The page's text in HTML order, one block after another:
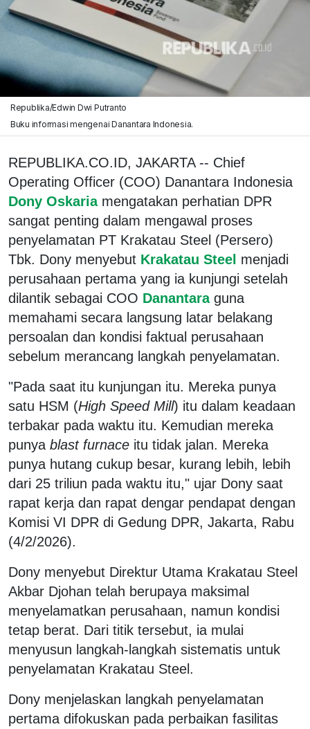
Republika/Edwin Dwi Putranto
Buku informasi mengenai Danantara Indonesia.
REPUBLIKA.CO.ID, JAKARTA -- Chief
Operating Officer (COO) Danantara Indonesia
Dony Oskaria mengatakan perhatian DPR
sangat penting dalam mengawal proses
penyelamatan PT Krakatau Steel (Persero)
Tbk. Dony menyebut Krakatau Steel menjadi
perusahaan pertama yang ia kunjungi setelah
dilantik sebagai COO Danantara guna
memahami secara langsung latar belakang
persoalan dan kondisi faktual perusahaan
sebelum merancang langkah penyelamatan.
"Pada saat itu kunjungan itu. Mereka punya
satu HSM (High Speed Mill) itu dalam keadaan
terbakar pada waktu itu. Kemudian mereka
punya blast furnace itu tidak jalan. Mereka
punya hutang cukup besar, kurang lebih, lebih
dari 25 triliun pada waktu itu," ujar Dony saat
rapat kerja dan rapat dengar pendapat dengan
Komisi VI DPR di Gedung DPR, Jakarta, Rabu
(4/2/2026).
Dony menyebut Direktur Utama Krakatau Steel
Akbar Djohan telah berupaya maksimal
menyelamatkan perusahaan, namun kondisi
tetap berat. Dari titik tersebut, ia mulai
menyusun langkah-langkah sistematis untuk
penyelamatan Krakatau Steel.
Dony menjelaskan langkah penyelamatan
pertama difokuskan pada perbaikan fasilitas